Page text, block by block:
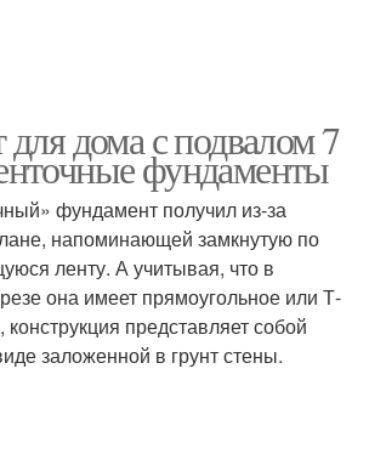
дома с подвалом 7
фундаменты
фундамент получил из-за
напоминающей замкнутую по
ленту. А учитывая, что в
она имеет прямоугольное или Т-
представляет собой
заложенной в грунт стены.